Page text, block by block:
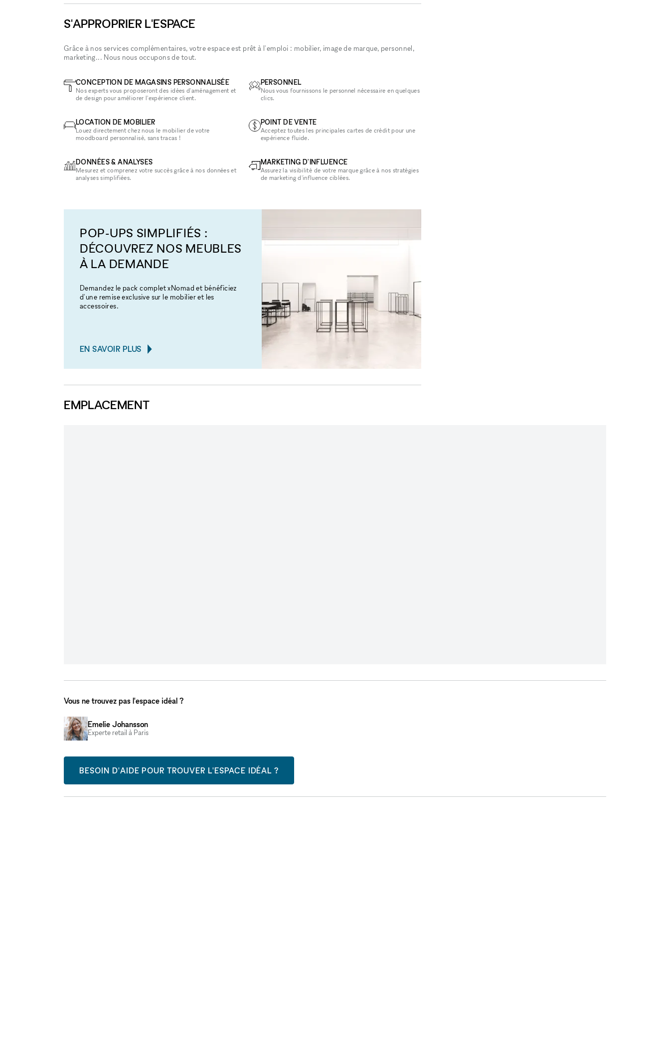
S'APPROPRIER L'ESPACE
Grâce à nos services complémentaires, votre espace est prêt à l'emploi : mobilier, image de marque, personnel,
marketing... Nous nous occupons de tout.
CONCEPTION DE MAGASINS PERSONNALISÉE
Nos experts vous proposeront des idées d'aménagement et
de design pour améliorer l'expérience client.
LOCATION DE MOBILIER
Louez directement chez nous le mobilier de votre
moodboard personnalisé, sans tracas !
DONNÉES & ANALYSES
Mesurez et comprenez votre succès grâce à nos données et
analyses simplifiées.
PERSONNEL
Nous vous fournissons le personnel nécessaire en quelques
clics.
POINT DE VENTE
Acceptez toutes les principales cartes de crédit pour une
expérience fluide.
MARKETING D'INFLUENCE
Assurez la visibilité de votre marque grâce à nos stratégies
de marketing d'influence ciblées.
POP-UPS SIMPLIFIÉS :
DÉCOUVREZ NOS MEUBLES
À LA DEMANDE
Demandez le pack complet xNomad et bénéficiez
d'une remise exclusive sur le mobilier et les
accessoires.
EN SAVOIR PLUS
EMPLACEMENT
Vous ne trouvez pas l'espace idéal ?
Emelie Johansson
Experte retail à Paris
BESOIN D'AIDE POUR TROUVER L'ESPACE IDÉAL ?